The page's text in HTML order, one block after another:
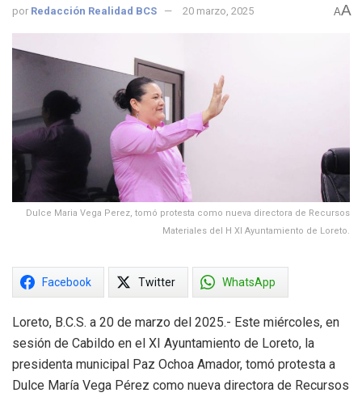
por Redacción Realidad BCS 20 marzo, 2025 AA
Dulce Maria Vega Perez, tomó protesta como nueva directora de Recursos
Materiales del H XI Ayuntamiento de Loreto.
Facebook Twitter WhatsApp
Loreto, B.C.S. a 20 de marzo del 2025.- Este miércoles, en
sesión de Cabildo en el XI Ayuntamiento de Loreto, la
presidenta municipal Paz Ochoa Amador, tomó protesta a
Dulce María Vega Pérez como nueva directora de Recursos